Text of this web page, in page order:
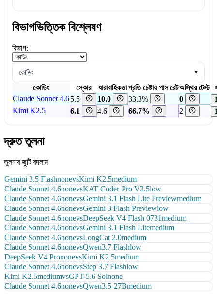
বিভাগভিত্তিক বিশ্লেষণ
বিভাগ:
কোডিং ▾
কোডিং স্কোর ধারাবাহিকতা প্রতি চেষ্টায় পাস রেটঅস্থির টেস্ট
Claude Sonnet 4.65.5 10.0 33.3% 0
Kimi K2.5 6.1 4.6 66.7% 2
দ্রুত তুলনা
তুলনার জুটি বদলান
Gemini 3.5 FlashnonevsKimi K2.5medium
Claude Sonnet 4.6nonevsKAT-Coder-Pro V2.5low
Claude Sonnet 4.6nonevsGemini 3.1 Flash Lite Previewmedium
Claude Sonnet 4.6nonevsGemini 3 Flash Previewlow
Claude Sonnet 4.6nonevsDeepSeek V4 Flash 0731medium
Claude Sonnet 4.6nonevsGemini 3.1 Flash Litemedium
Claude Sonnet 4.6nonevsLongCat 2.0medium
Claude Sonnet 4.6nonevsQwen3.7 Flashlow
DeepSeek V4 PrononevsKimi K2.5medium
Claude Sonnet 4.6nonevsStep 3.7 Flashlow
Kimi K2.5mediumvsGPT-5.6 Solnone
Claude Sonnet 4.6nonevsQwen3.5-27Bmedium